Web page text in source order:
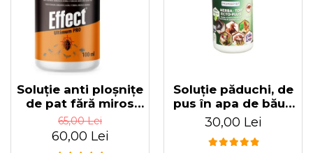
Soluție anti ploșnițe
de pat fără miros
Effect Ultimum PRO
100 ml
65,00 Lei
60,00 Lei
Soluție păduchi, de
pus în apa de băut,
pentru păsări, Herba
Top Ecto Plus 100
ml
30,00 Lei